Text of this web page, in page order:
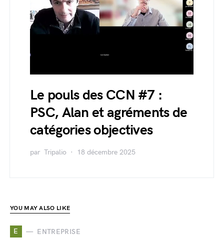
Le pouls des CCN #7 :
PSC, Alan et agréments de
catégories objectives
par Tripalio 18 décembre 2025
YOU MAY ALSO LIKE
E ENTREPRISE